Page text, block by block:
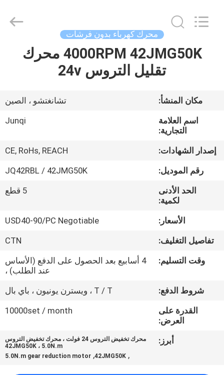
المنزل
معلومات
جولة
مراقبة
الجودة
International
محرك كهرباء بدون فرشات
4000RPM 42JMG50K محرك
تقليل التروس 24v
مكان المنشأ:
تشانغتشو ، الصين
اسم العلامة
التجارية:
Junqi
إصدار الشهادات:
CE, RoHs, REACH
رقم الموديل:
JQ42RBL / 42JMG50K
الحد الأدنى
لكمية:
5 قطع
الأسعار:
USD40-90/PC Negotiable
تفاصيل التغليف:
CTN
وقت التسليم:
4 أسابيع بعد الحصول على الدفع (الأساس
عند الطلب) ،
شروط الدفع:
T / T ، ويسترن يونيون ، باي بال
القدرة على
العرض:
10000set / month
أبرز:
محرك تخفيض التروس 24 فولت ، محرك تخفيض التروس
42JMG50K ، 5.0N.m
,
42JMG50K
,
5.0N.m gear reduction motor